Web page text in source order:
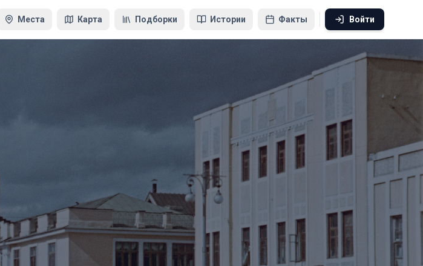
Места Карта Подборки Истории Факты Войти